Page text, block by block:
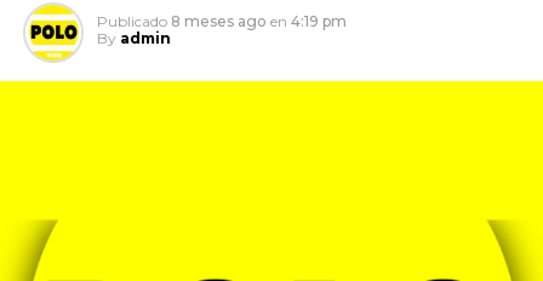
Publicado 8 meses ago en 4:19 pm
By admin